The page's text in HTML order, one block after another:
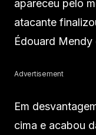
apareceu pelo
atacante
Édouard Mendy
Advertisement
Em
cima e acabou